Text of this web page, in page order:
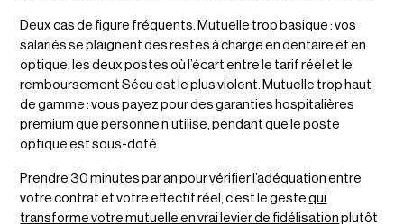
Deux cas de figure fréquents. Mutuelle trop basique : vos
salariés se plaignent des restes à charge en dentaire et en
optique, les deux postes où l’écart entre le tarif réel et le
remboursement Sécu est le plus violent. Mutuelle trop haut
de gamme : vous payez pour des garanties hospitalières
premium que personne n’utilise, pendant que le poste
optique est sous-doté.
Prendre 30 minutes par an pour vérifier l’adéquation entre
votre contrat et votre effectif réel, c’est le gestequi
transforme votre mutuelle en vrai levier de fidélisation plutôt